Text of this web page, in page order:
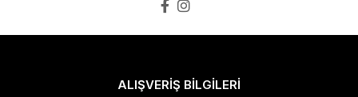
ALIŞVERİŞ BİLGİLERİ